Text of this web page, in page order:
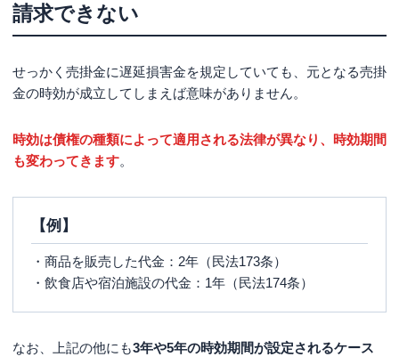
請求できない
せっかく売掛金に遅延損害金を規定していても、元となる売掛
金の時効が成立してしまえば意味がありません。
時効は債権の種類によって適用される法律が異なり、時効期間
も変わってきます。
【例】
・商品を販売した代金：2年（民法173条）
・飲食店や宿泊施設の代金：1年（民法174条）
なお、上記の他にも3年や5年の時効期間が設定されるケース